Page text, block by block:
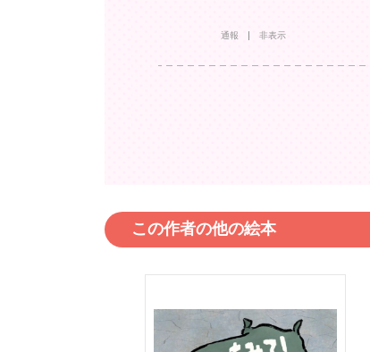
通報 非表示
この作者の他の絵本